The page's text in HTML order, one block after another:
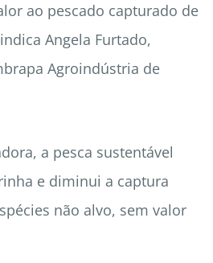
ao pescado capturado de
Angela Furtado,
Agroindústria de
a pesca sustentável
e diminui a captura
não alvo, sem valor